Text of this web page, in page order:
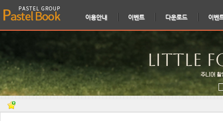
이용안내 이벤트 다운로드 이벤